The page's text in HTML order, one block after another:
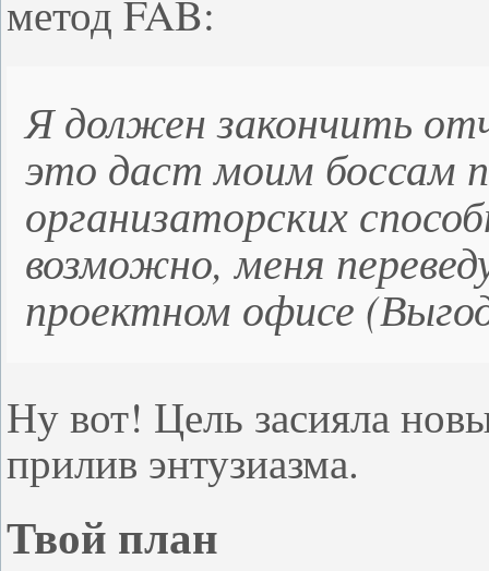
метод FAB:
Я должен закончить
это даст моим боссам
организаторских
возможно, меня
проектном офисе (
Ну вот! Цель засияла
прилив энтузиазма.
Твой план